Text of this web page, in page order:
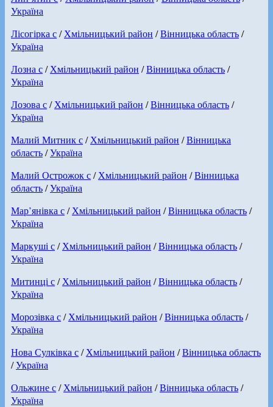
Україна
Лісогірка с/Хмільницький район /Вінницька область/
Україна
Лозна с/Хмільницький район /Вінницька область/
Україна
Лозова с/Хмільницький район /Вінницька область/
Україна
Малий Митник с/Хмільницький район /Вінницька
область/Україна
Малий Острожок с/Хмільницький район /Вінницька
область/Україна
Мар’янівка с/Хмільницький район /Вінницька область/
Україна
Маркуші с/Хмільницький район /Вінницька область/
Україна
Митинці с/Хмільницький район /Вінницька область/
Україна
Морозівка с/Хмільницький район /Вінницька область/
Україна
Нова Сулківка с/Хмільницький район /Вінницька область
/Україна
Ольжине с/Хмільницький район /Вінницька область/
Україна